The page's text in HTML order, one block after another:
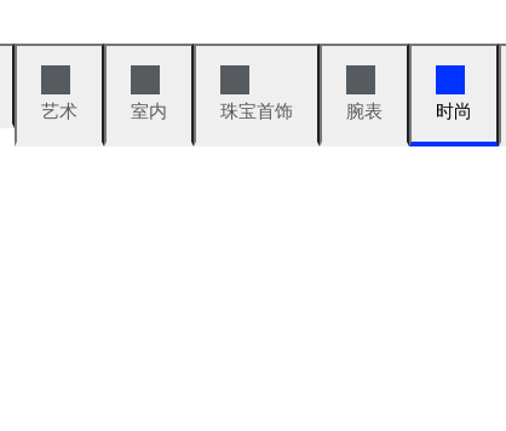
艺术
室内 珠宝首饰 腕表 时尚